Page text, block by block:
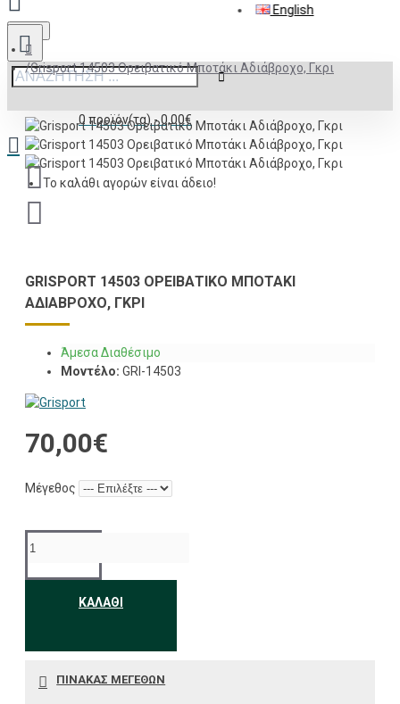
English
Menu
0 προϊόν(τα) - 0,00€
Το καλάθι αγορών είναι άδειο!
Grisport 14503 Ορειβατικό Μποτάκι Αδιάβροχο, Γκρι
GRISPORT 14503 ΟΡΕΙΒΑΤΙΚΌ ΜΠΟΤΆΚΙ
ΑΔΙΆΒΡΟΧΟ, ΓΚΡΙ
Άμεσα Διαθέσιμο
Μοντέλο: GRI-14503
70,00€
Μέγεθος
ΚΑΛΆΘΙ
ΠΊΝΑΚΑΣ ΜΕΓΕΘΏΝ